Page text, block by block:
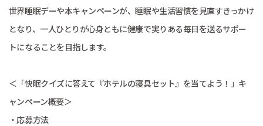
世界睡眠デーや本キャンペーンが、睡眠や生活習慣を見直すきっかけ
となり、一人ひとりが心身ともに健康で実りある毎日を送るサポー
トになることを目指します。
＜「快眠クイズに答えて『ホテルの寝具セット』を当てよう！」キ
ャンペーン概要＞
・応募方法